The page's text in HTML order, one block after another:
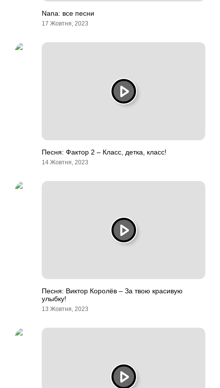
Nana: все песни
17 Жовтня, 2023
Песня: Фактор 2 – Класс, детка, класс!
14 Жовтня, 2023
Песня: Виктор Королёв – За твою красивую
улыбку!
13 Жовтня, 2023